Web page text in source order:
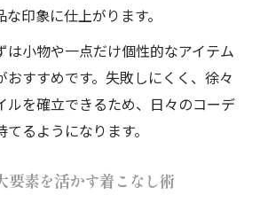
印象に仕上がります。
は小物や一点だけ個性的なアイテム
おすすめです。失敗しにくく、徐々
ルを確立できるため、日々のコーデ
るようになります。
要素を活かす着こなし術